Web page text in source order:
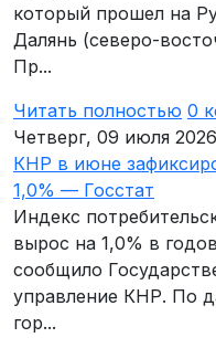
который прошел на
Далянь (северо-
Пр...
Читать полностью 0
Четверг, 09 июля 2026
КНР в июне
1,0% — Госстат
Индекс
вырос на 1,0% в
сообщило
управление КНР. По
гор...